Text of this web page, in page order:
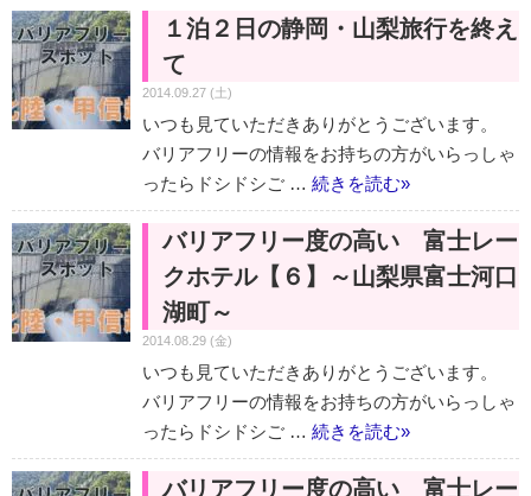
１泊２日の静岡・山梨旅行を終え
て
2014.09.27 (土)
いつも見ていただきありがとうございます。
バリアフリーの情報をお持ちの方がいらっしゃ
ったらドシドシご … 続きを読む»
バリアフリー度の高い 富士レー
クホテル【６】～山梨県富士河口
湖町～
2014.08.29 (金)
いつも見ていただきありがとうございます。
バリアフリーの情報をお持ちの方がいらっしゃ
ったらドシドシご … 続きを読む»
バリアフリー度の高い 富士レー